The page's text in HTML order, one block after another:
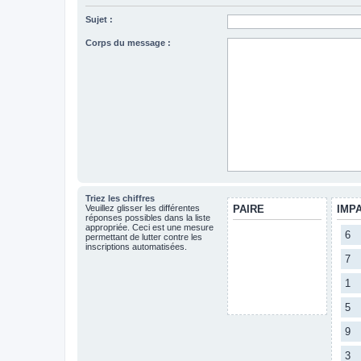
Sujet :
Corps du message :
Triez les chiffres
Veuillez glisser les différentes
réponses possibles dans la liste
appropriée. Ceci est une mesure
permettant de lutter contre les
inscriptions automatisées.
PAIRE
6
7
1
5
9
3